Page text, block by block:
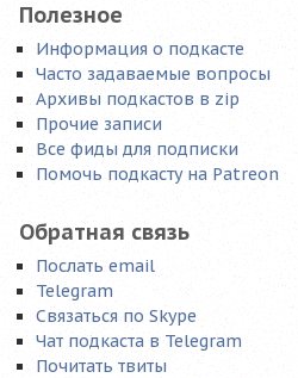
Полезное
Информация о подкасте
Часто задаваемые вопросы
Архивы подкастов в zip
Прочие записи
Все фиды для подписки
Помочь подкасту на Patreon
Обратная связь
Послать email
Telegram
Связаться по Skype
Чат подкаста в Telegram
Почитать твиты